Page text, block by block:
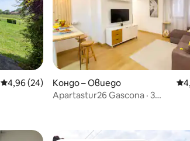
Средна оценка: 4,96 от 5, 24 отзива
4,96 (24)
Кондо – Овиедо
Apartastur26 Gascona · 3